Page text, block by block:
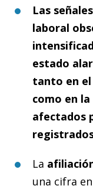
Las
laboral
estado
tanto en el
como en
afectados
La
una cifra